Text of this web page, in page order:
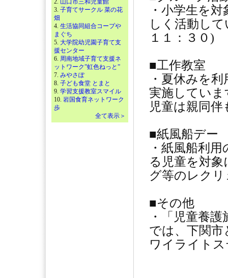
2. 山口市三和児童館
3. 子育てサークル 菜の花
畑
4. 生活協同組合コープや
まぐち
5. 大学院幼児園子育て支
援センター
6. 周南地域子育て支援ネ
ットワーク”虹色ねっと”
7. みやさぽ
8. 子ども食堂 とまと
9. 学習支援教室スマイル
10. 岩国食育ネットワーク
歩
全て表示＞
・小学生を
しく活動し
１１：３０)
■工作教室
・夏休みを
実施していま
児童は親同
■紙風船デー
・紙風船利
る児童を対
グ等のレク
■その他
・「児童養
では、下関
ワイライト